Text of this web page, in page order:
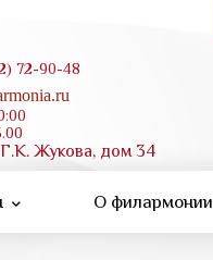
72-90-48
Жукова, дом 34
О филармонии